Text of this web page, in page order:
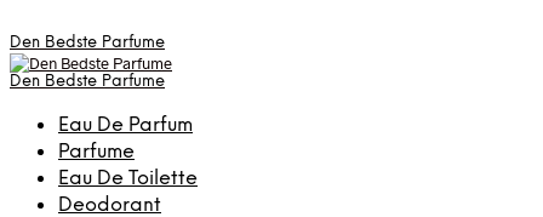
Den Bedste Parfume
Den Bedste Parfume
Eau De Parfum
Parfume
Eau De Toilette
Deodorant